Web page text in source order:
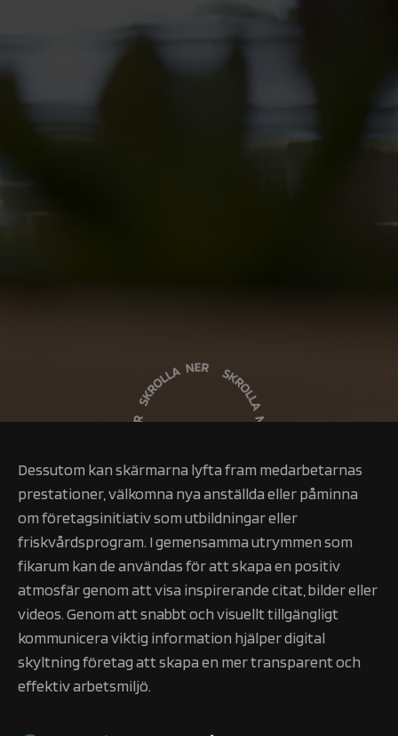
Dessutom kan skärmarna lyfta fram medarbetarnas
prestationer, välkomna nya anställda eller påminna
om företagsinitiativ som utbildningar eller
friskvårdsprogram. I gemensamma utrymmen som
fikarum kan de användas för att skapa en positiv
atmosfär genom att visa inspirerande citat, bilder eller
videos. Genom att snabbt och visuellt tillgängligt
kommunicera viktig information hjälper digital
skyltning företag att skapa en mer transparent och
effektiv arbetsmiljö.